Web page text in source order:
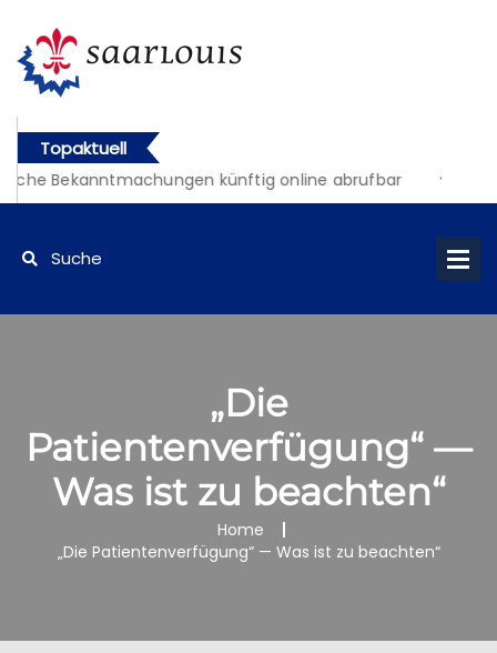
Topaktuell
Bekanntmachungen künftig online abrufbar
„Die
Patientenverfügung“ —
Was ist zu beachten“
Home
„Die Patientenverfügung“ — Was ist zu beachten“